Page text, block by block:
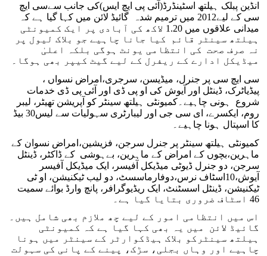
انڈین پبلک ہیلتھ اسٹینڈرڈ(آئی پی ایچ ایس)کی جانب سےسی ایچ
سی کے لیے2012 میں ترمیم شدہ گائیڈ لائن میں کہا گیا ہے کہ
میدانی علاقوں میں 1.20 لاکھ کی آبادی پر ایک کمیونٹی
ہیلتھ سینٹر قائم کیا جانا چاہیے جو بلاک لیول پر
نہ صرف صحت کی انتظامی یونٹ ہوگی بلکہ اعلیٰ
میڈیکل ادارے کے ریفرل کے لیے گیٹ کیپر بھی ہوگا۔
سی ایچ سی پر جنرل، میڈیسن، سرجری،امراض نسواں ،
پیڈیاٹرک، ڈینٹل اور آیوش کی او پی ڈی اور آئی پی ڈی خدمات
شروع ہونی چاہیے۔کمیونٹی ہیلتھ سینٹر کو آپریشن تھیٹر، لیبر
روم، ایکسرے، ای سی جی اور لیبارٹری سہولیات سے لیس30 بیڈ
کا اسپتال ہونا چاہیے۔
کمیونٹی ہیلتھ سینٹر پر جنرل سرجن، فزیشین،امراض نسوان کے
ماہرین،بچوں کے امراض کے ماہرین، بےہوشی کے ڈاکٹر، ڈینٹل
سرجن، دو جنرل ڈیوٹی میڈیکل آفیسر، ایک میڈیکل آفیسر
آیوش،10اسٹاف نرس،دوفارماسسٹ، دو لیب ٹیکنیشن، او ٹی
ٹیکنیشن، ڈینٹل اسسٹنٹ، ایک ریڈیوگرافر، پانچ وارڈ بوائے سمیت
46 اسٹاف ضروری بتایا گیا ہے۔
اس میں انتظامی امور کے لیے چھ ملازم بھی شامل ہیں۔
گائیڈ لائن میں یہ بھی کہا گیا ہے کہ کمیونٹی
ہیلتھ سینٹرکو بلاک ہیڈکوارٹر کے سینٹر میں ہونا
چاہیے اور وہاں بجلی، سڑک، پینے کے پانی کی سہولت